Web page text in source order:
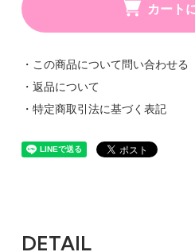
カート
・この商品について問い合わせる
・返品について
・特定商取引法に基づく表記
DETAIL